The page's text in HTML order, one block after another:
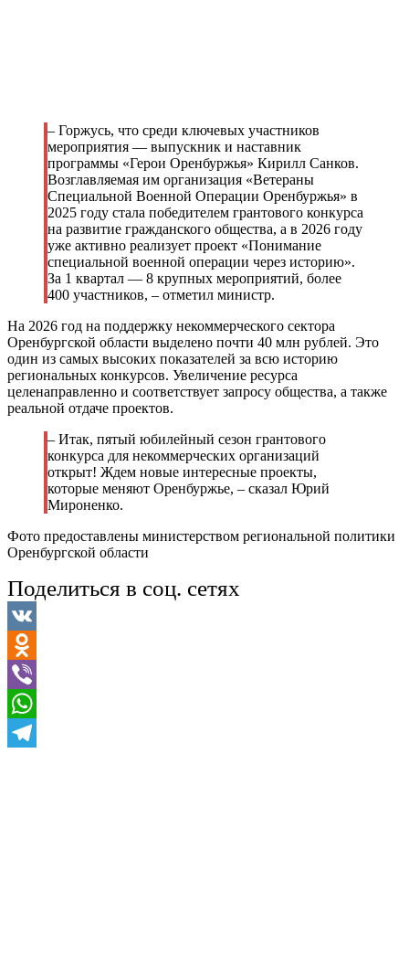
– Горжусь, что среди ключевых участников
мероприятия — выпускник и наставник
программы «Герои Оренбуржья» Кирилл Санков.
Возглавляемая им организация «Ветераны
Специальной Военной Операции Оренбуржья» в
2025 году стала победителем грантового конкурса
на развитие гражданского общества, а в 2026 году
уже активно реализует проект «Понимание
специальной военной операции через историю».
За 1 квартал — 8 крупных мероприятий, более
400 участников, – отметил министр.
На 2026 год на поддержку некоммерческого сектора
Оренбургской области выделено почти 40 млн рублей. Это
один из самых высоких показателей за всю историю
региональных конкурсов. Увеличение ресурса
целенаправленно и соответствует запросу общества, а также
реальной отдаче проектов.
– Итак, пятый юбилейный сезон грантового
конкурса для некоммерческих организаций
открыт! Ждем новые интересные проекты,
которые меняют Оренбуржье, – сказал Юрий
Мироненко.
Фото предоставлены министерством региональной политики
Оренбургской области
Поделиться в соц. сетях
VK
Odnoklassniki
Viber
WhatsApp